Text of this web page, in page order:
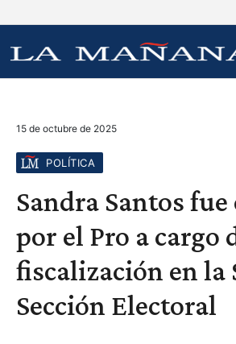
15 de octubre de 2025
POLÍTICA
Sandra Santos
por el Pro a cargo
fiscalización en la
Sección Electoral